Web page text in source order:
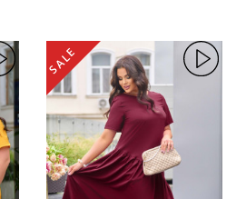
SALE